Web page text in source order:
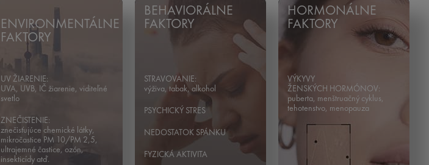
ENVIRONMENTÁLNE
FAKTORY
UV ŽIARENIE:
UVA, UVB, IČ žiarenie, viditeľné
svetlo
ZNEČISTENIE:
znečisťujúce chemické látky,
mikročastice PM 10/PM 2,5,
ultrajemné častice, ozón,
insekticídy atď.
BEHAVIORÁLNE
FAKTORY
STRAVOVANIE:
výživa, tabak, alkohol
PSYCHICKÝ STRES
NEDOSTATOK SPÁNKU
FYZICKÁ AKTIVITA
HORMONÁLNE
FAKTORY
VÝKYVY
ŽENSKÝCH HORMÓNOV:
puberta, menštruačný cyklus,
tehotenstvo, menopauza